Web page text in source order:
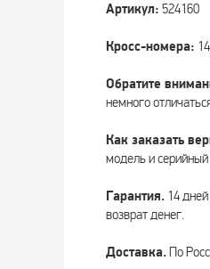
Артикул: 524160
Кросс-номера:
Обратите
немного
Как заказать
модель и
Гарантия. 14
возврат денег.
Доставка.По